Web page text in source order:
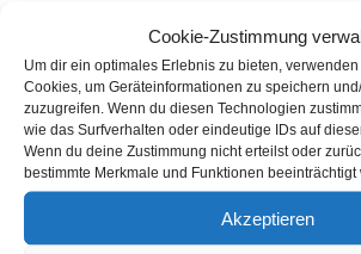
Cookie-Zustimmung
Um dir ein optimales Erlebnis zu bieten,
Cookies, um Geräteinformationen zu speichern
zuzugreifen. Wenn du diesen Technologien
wie das Surfverhalten oder eindeutige IDs auf
Wenn du deine Zustimmung nicht erteilst oder
bestimmte Merkmale und Funktionen beeinträchtigt
Akzeptieren
Anstehende
Datum
wählen.
VorherigeVeranstaltungen Heute
Kalender abonnieren